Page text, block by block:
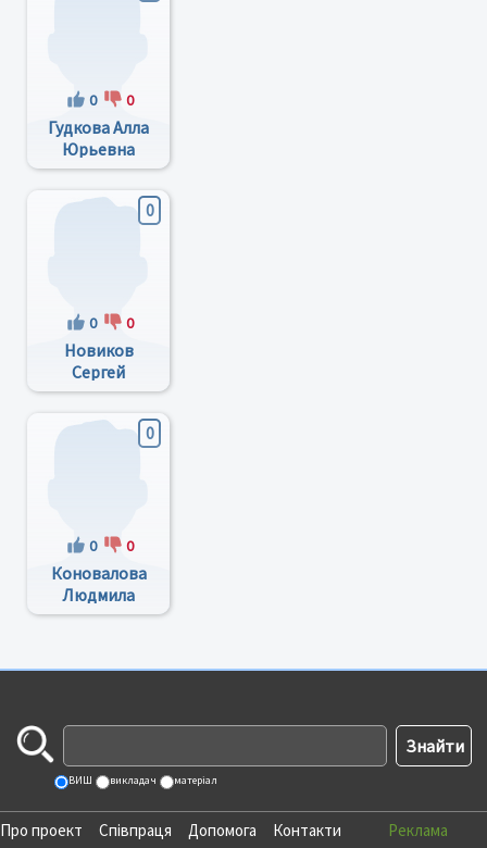
0 0
Гудкова Алла
Юрьевна
0
0 0
Новиков
Сергей
Борисович
0
0 0
Коновалова
Людмила
Клавдиевна
ВИШ викладач матеріал
Про проект Співпраця Допомога Контакти Реклама